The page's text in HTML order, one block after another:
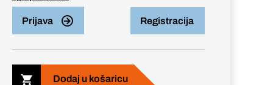
Prijava Registracija
Dodaj u košaricu